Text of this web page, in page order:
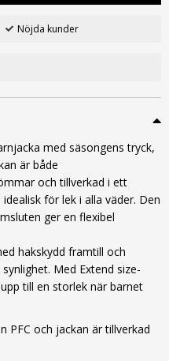
Nöjda kunder
med säsongens tryck,
är både
och tillverkad i ett
för lek i alla väder. Den
ger en flexibel
hakskydd framtill och
Med Extend size-
till en storlek när barnet
PFC och jackan är tillverkad